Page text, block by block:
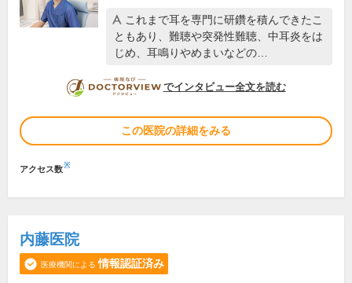
これまで耳を専門に研鑽を積んできたこ
ともあり、難聴や突発性難聴、中耳炎をは
じめ、耳鳴りやめまいなどの…
DOCTORVIEW
でインタビュー全文を読む
この医院の詳細をみる
アクセス数※
内藤医院
医療機関による 情報認証済み